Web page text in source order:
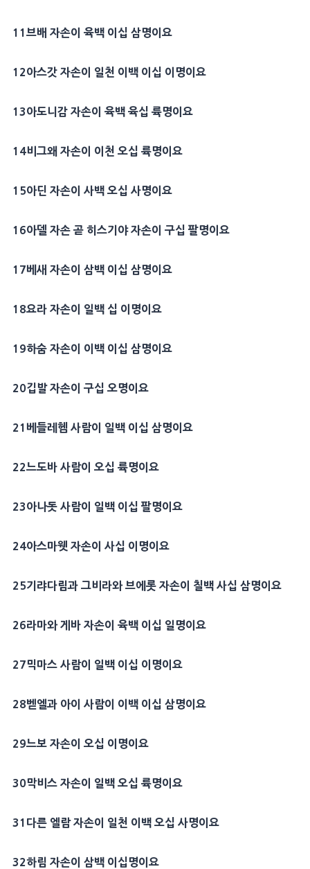
11 브배 자손이 육백 이십 삼명이요
12아스갓자손이 일천 이백 이십 이명이요
13아도니감자손이 육백 육십 륙명이요
14비그왜 자손이 이천 오십 륙명이요
15아딘 자손이 사백 오십 사명이요
16아델 자손 곧 히스기야자손이 구십 팔명이요
17베새 자손이 삼백 이십 삼명이요
18요라 자손이 일백 십 이명이요
19하숨자손이 이백 이십 삼명이요
20깁발자손이 구십 오명이요
21 베들레헴사람이 일백 이십 삼명이요
22느도바사람이 오십 륙명이요
23아나돗사람이 일백 이십 팔명이요
24아스마웻 자손이 사십 이명이요
25기랴다림과 그비라와브에롯자손이 칠백 사십 삼명이요
26라마와 게바 자손이 육백 이십 일명이요
27믹마스사람이 일백 이십 이명이요
28벧엘과 아이 사람이 이백 이십 삼명이요
29느보자손이 오십 이명이요
30막비스자손이 일백 오십 륙명이요
31 다른 엘람자손이 일천 이백 오십 사명이요
32하림 자손이 삼백 이십명이요